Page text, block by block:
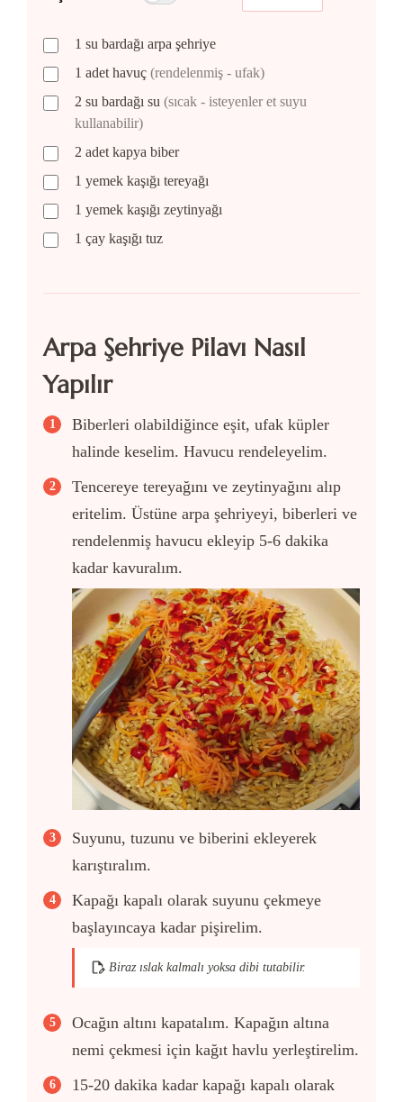
1 su bardağı arpa şehriye
1 adet havuç (rendelenmiş - ufak)
2 su bardağı su (sıcak - isteyenler et suyu
kullanabilir)
2 adet kapya biber
1 yemek kaşığı tereyağı
1 yemek kaşığı zeytinyağı
1 çay kaşığı tuz
Arpa Şehriye Pilavı Nasıl
Yapılır
Biberleri olabildiğince eşit, ufak küpler
halinde keselim. Havucu rendeleyelim.
Tencereye tereyağını ve zeytinyağını alıp
eritelim. Üstüne arpa şehriyeyi, biberleri ve
rendelenmiş havucu ekleyip 5-6 dakika
kadar kavuralım.
Suyunu, tuzunu ve biberini ekleyerek
karıştıralım.
Kapağı kapalı olarak suyunu çekmeye
başlayıncaya kadar pişirelim.
Biraz ıslak kalmalı yoksa dibi tutabilir.
Ocağın altını kapatalım. Kapağın altına
nemi çekmesi için kağıt havlu yerleştirelim.
15-20 dakika kadar kapağı kapalı olarak